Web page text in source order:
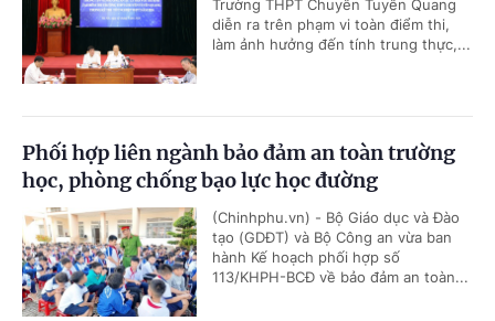
Trường THPT Chuyên Tuyên Quang
diễn ra trên phạm vi toàn điểm thi,
làm ảnh hưởng đến tính trung thực,...
Phối hợp liên ngành bảo đảm an toàn trường
học, phòng chống bạo lực học đường
(Chinhphu.vn) - Bộ Giáo dục và Đào
tạo (GDĐT) và Bộ Công an vừa ban
hành Kế hoạch phối hợp số
113/KHPH-BCĐ về bảo đảm an toàn...